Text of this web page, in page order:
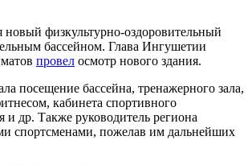
физкультурно-оздоровительный
бассейном. Глава Ингушетии
провел осмотр нового здания.
посещение бассейна, тренажерного зала,
кабинета спортивного
и др. Также руководитель региона
спортсменами, пожелав им дальнейших